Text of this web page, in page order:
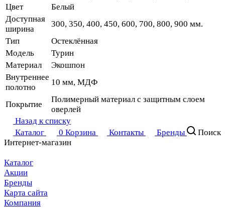
Цвет
Белый
Доступная
ширина
300, 350, 400, 450, 600, 700, 800, 900 мм.
Тип
Остеклённая
Модель
Турин
Материал
Экошпон
Внутреннее
полотно
10 мм, МДФ
Покрытие
Полимерный материал с защитным слоем
оверлей
Назад к списку
Каталог
0 Корзина Контакты Бренды
Поиск
Интернет-магазин
Каталог
Акции
Бренды
Карта сайта
Компания